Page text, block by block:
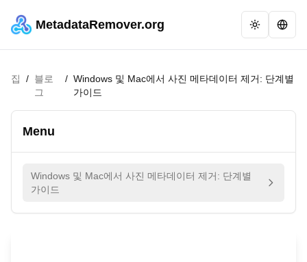
MetadataRemover.org
집 / 블로
그
/ Windows 및 Mac에서 사진 메타데이터 제거: 단계별
가이드
Menu
Windows 및 Mac에서 사진 메타데이터 제거: 단계별
가이드